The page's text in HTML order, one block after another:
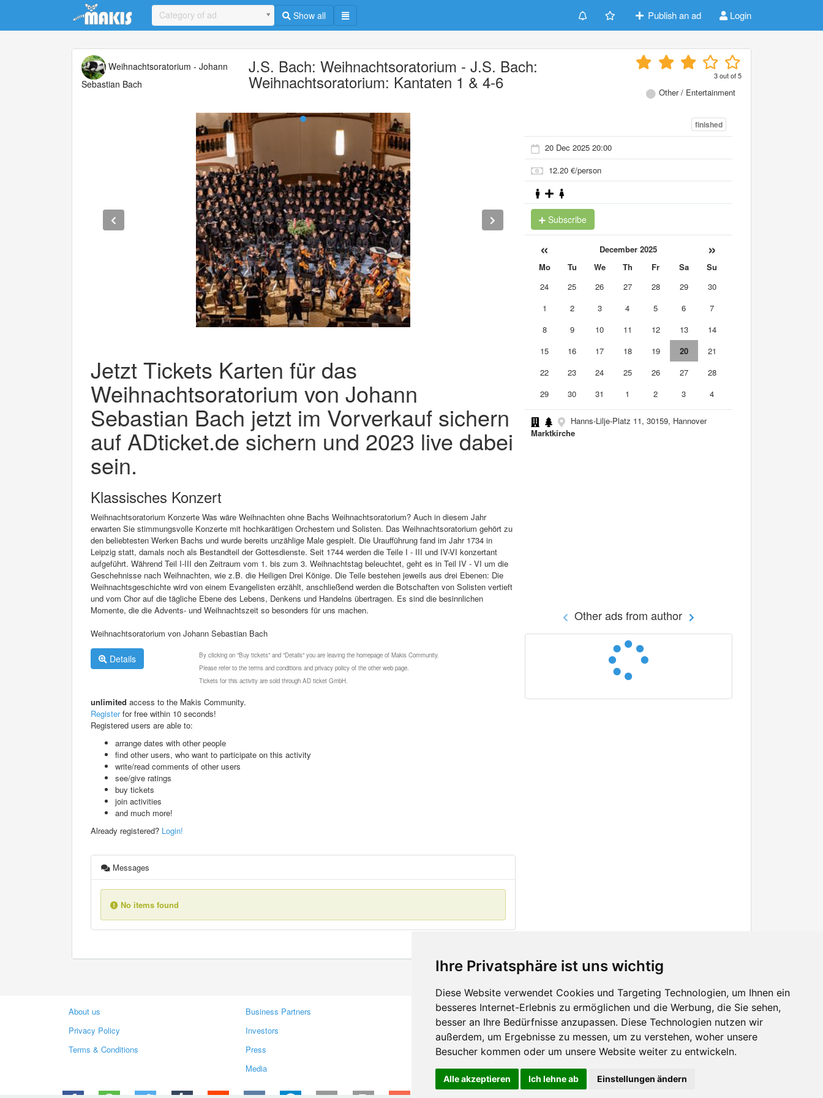
Ihre Privatsphäre ist uns wichtig
Diese Website verwendet Cookies und Targeting Technologien, um Ihnen ein
besseres Internet-Erlebnis zu ermöglichen und die Werbung, die Sie sehen,
besser an Ihre Bedürfnisse anzupassen. Diese Technologien nutzen wir
außerdem, um Ergebnisse zu messen, um zu verstehen, woher unsere
Besucher kommen oder um unsere Website weiter zu entwickeln.
Alle akzeptieren Ich lehne ab Einstellungen ändern
Update cookies preferences
Category of ad Show all Publish an ad Login
Weihnachtsoratorium - Johann
Sebastian Bach
J.S. Bach: Weihnachtsoratorium - J.S. Bach:
Weihnachtsoratorium: Kantaten 1 & 4-6 3out of5
Other / Entertainment
Jetzt Tickets Karten für das
Weihnachtsoratorium von Johann
Sebastian Bach jetzt im Vorverkauf sichern
auf ADticket.de sichern und 2023 live dabei
sein.
Klassisches Konzert
Weihnachtsoratorium Konzerte Was wäre Weihnachten ohne Bachs Weihnachtsoratorium? Auch in diesem Jahr
erwarten Sie stimmungsvolle Konzerte mit hochkarätigen Orchestern und Solisten. Das Weihnachtsoratorium gehört zu
den beliebtesten Werken Bachs und wurde bereits unzählige Male gespielt. Die Uraufführung fand im Jahr 1734 in
Leipzig statt, damals noch als Bestandteil der Gottesdienste. Seit 1744 werden die Teile I - III und IV-VI konzertant
aufgeführt. Während Teil I-III den Zeitraum vom 1. bis zum 3. Weihnachtstag beleuchtet, geht es in Teil IV - VI um die
Geschehnisse nach Weihnachten, wie z.B. die Heiligen Drei Könige. Die Teile bestehen jeweils aus drei Ebenen: Die
Weihnachtsgeschichte wird von einem Evangelisten erzählt, anschließend werden die Botschaften von Solisten vertieft
und vom Chor auf die tägliche Ebene des Lebens, Denkens und Handelns übertragen. Es sind die besinnlichen
Momente, die die Advents- und Weihnachtszeit so besonders für uns machen.
Weihnachtsoratorium von Johann Sebastian Bach
Details
By clicking on "Buy tickets" and "Details" you are leaving the homepage of Makis Community.
Please refer to the terms and conditions and privacy policy of the other web page.
Tickets for this activity are sold through AD ticket GmbH.
unlimited access to the Makis Community.
Registerfor free within 10 seconds!
Registered users are able to:
arrange dates with other people
find other users, who want to participate on this activity
write/read comments of other users
see/give ratings
buy tickets
join activities
and much more!
Already registered? Login!
Messages
No items found
finished
20 Dec 2025 20:00
12.20 €/person
Subscribe
« December 2025 »
Mo Tu We Th Fr Sa
Su
24
25 26 27 28 29
30
1
2 3 4 5 6
7
8
9 10 11 12 13
14
15
16 17 18 19 20
21
22
23 24 25 26 27
28
29
30 31 1 2 3 4
Hanns-Lilje-Platz 11, 30159, Hannover
Marktkirche
Other ads from author
About us
Privacy Policy
Terms & Conditions
Business Partners
Investors
Press
Media
Contacts
Feedback
Report A Bug
Facebook
Twitter
YouTube